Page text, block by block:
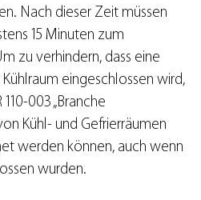
Nach dieser Zeit müssen
15 Minuten zum
zu verhindern, dass eine
eingeschlossen wird,
003 „Branche
Kühl- und Gefrierräumen
werden können, auch wenn
wurden.